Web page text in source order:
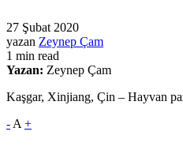
27 Şubat 2020
yazan Zeynep Çam
1 min read
Yazan: Zeynep Çam
Kaşgar, Xinjiang, Çin – Hayvan
- A +